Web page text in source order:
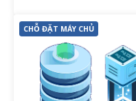
CHỖ ĐẶT MÁY CHỦ